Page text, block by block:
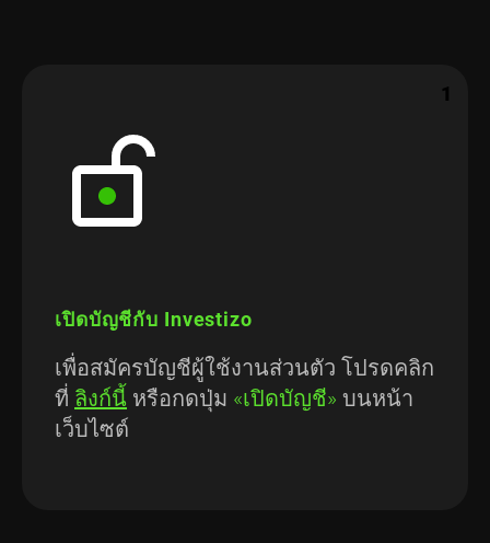
1
เปิดบัญชีกับ Investizo
เพื่อสมัครบัญชีผู้ใช้งานส่วนตัว โปรดคลิก
ที่ ลิงก์นี้ หรือกดปุ่ม «เปิดบัญชี» บนหน้า
เว็บไซต์